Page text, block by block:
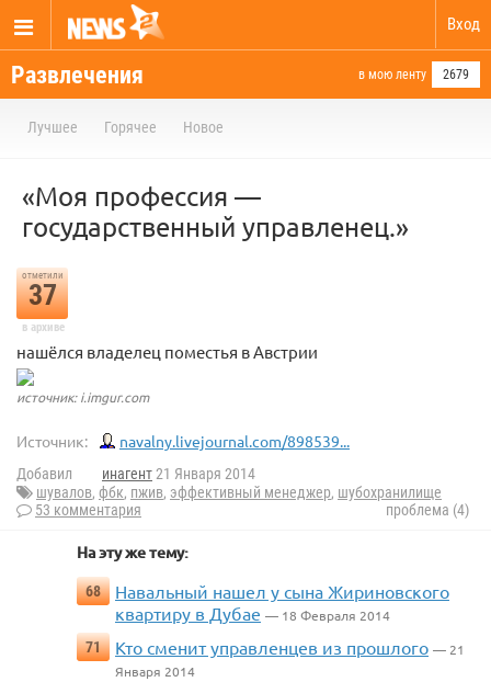
Вход
Развлечения в мою ленту 2679
Лучшее Горячее Новое
«Моя профессия —
государственный управленец.»
отметили
37
в архиве
нашёлся владелец поместья в Австрии
источник: i.imgur.com
Источник: navalny.livejournal.com/898539...
Добавил инагент21 Января 2014
шувалов, фбк, пжив, эффективный менеджер, шубохранилище
53 комментария
проблема (4)
На эту же тему:
68
Навальный нашел у сына Жириновского
квартиру в Дубае — 18 Февраля 2014
71
Кто сменит управленцев из прошлого — 21
Января 2014